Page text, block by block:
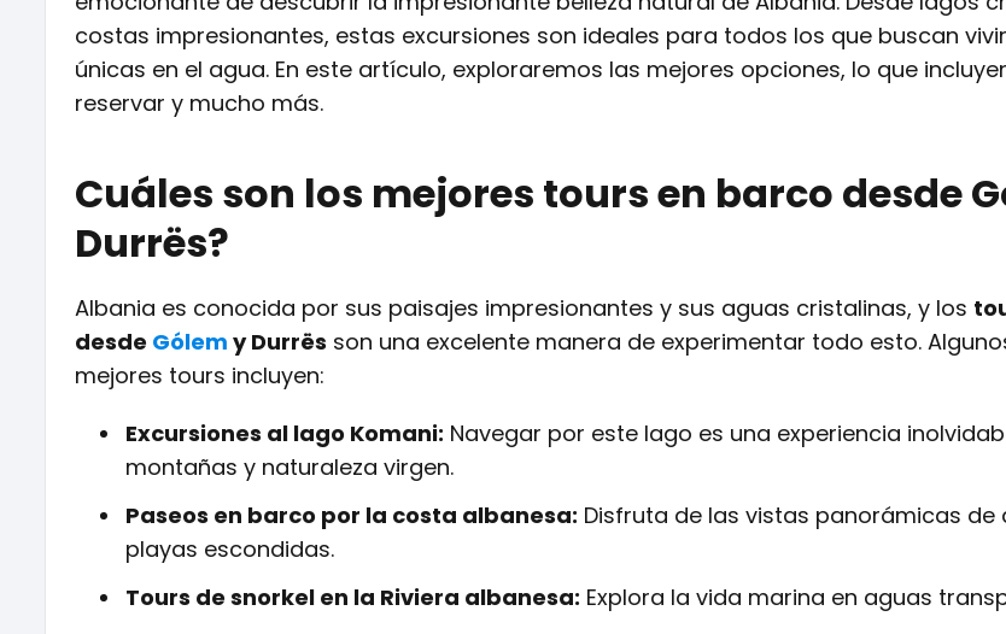
costas impresionantes, estas excursiones son ideales para todos los que buscan
únicas en el agua. En este artículo, exploraremos las mejores opciones, lo que
reservar y mucho más.
Cuáles son los mejores tours en barco desde
Durrës?
Albania es conocida por sus paisajes impresionantes y sus aguas cristalinas, y los
desde Gólem y Durrës son una excelente manera de experimentar todo esto.
mejores tours incluyen:
Excursiones al lago Komani: Navegar por este lago es una experiencia
montañas y naturaleza virgen.
Paseos en barco por la costa albanesa: Disfruta de las vistas panorámicas de
playas escondidas.
Tours de snorkel en la Riviera albanesa: Explora la vida marina en aguas